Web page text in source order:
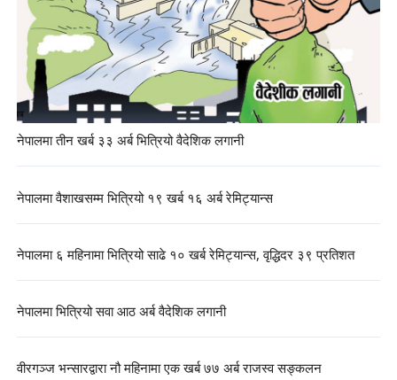
नेपालमा तीन खर्ब ३३ अर्ब भित्रियो वैदेशिक लगानी
नेपालमा वैशाखसम्म भित्रियो १९ खर्ब १६ अर्ब रेमिट्यान्स
नेपालमा ६ महिनामा भित्रियो साढे १० खर्ब रेमिट्यान्स, वृद्धिदर ३९ प्रतिशत
नेपालमा भित्रियो सवा आठ अर्ब वैदेशिक लगानी
वीरगञ्ज भन्सारद्वारा नौ महिनामा एक खर्ब ७७ अर्ब राजस्व सङ्कलन